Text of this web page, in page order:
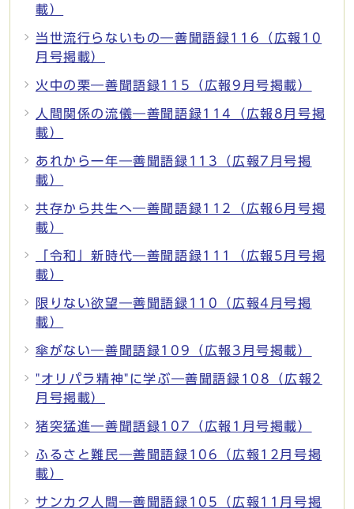
載）
当世流行らないもの―善聞語録116（広報10
月号掲載）
火中の栗―善聞語録115（広報9月号掲載）
人間関係の流儀―善聞語録114（広報8月号掲
載）
あれから一年―善聞語録113（広報7月号掲
載）
共存から共生へ―善聞語録112（広報6月号掲
載）
「令和」新時代―善聞語録111（広報5月号掲
載）
限りない欲望―善聞語録110（広報4月号掲
載）
傘がない―善聞語録109（広報3月号掲載）
"オリパラ精神"に学ぶ―善聞語録108（広報2
月号掲載）
猪突猛進―善聞語録107（広報1月号掲載）
ふるさと難民―善聞語録106（広報12月号掲
載）
サンカク人間―善聞語録105（広報11月号掲